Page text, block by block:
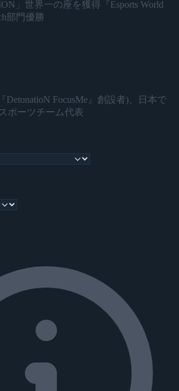
」世界一の座を獲得『Esports World
部門優勝
DetonatioN FocusMe』創設者)、日本で
ポーツチーム代表